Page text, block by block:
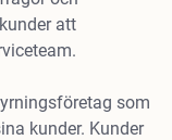
att
som
kunder. Kunder